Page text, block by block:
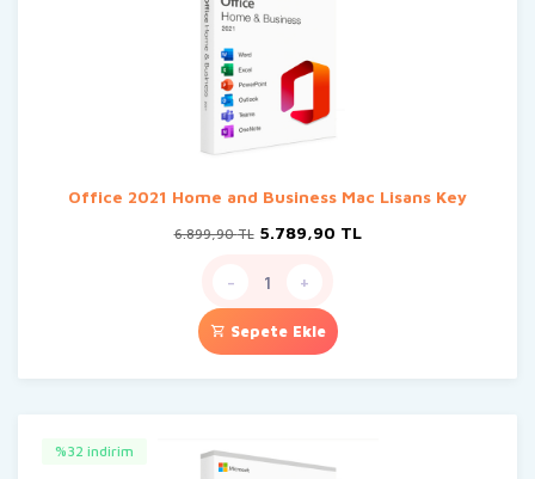
Office 2021 Home and Business Mac Lisans Key
6.899,90TL Orijinal
5.789,90 TLŞu
- +
Sepete Ekle
%32 indirim